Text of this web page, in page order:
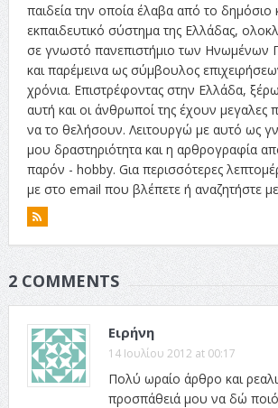
παιδεία την οποία έλαβα από το δημόσιο
εκπαιδευτικό σύστημα της Ελλάδας,
σε γνωστό πανεπιστήμιο των Ηνωμένων
και παρέμεινα ως σύμβουλος
χρόνια. Επιστρέφοντας στην Ελλάδα,
αυτή και οι άνθρωποί της έχουν μεγαλες
να το θελήσουν. Λειτουργώ με αυτό ως
μου δραστηριότητα και η αρθρογραφία
παρόν - hobby. Gια περισσότερες
με στο email που βλέπετε ή αναζητήστε
2 COMMENTS
Ειρήνη
14 Ιουλίου 2012 at 00:17
Πολύ ωραίο άρθρο και
προσπάθειά μου να δώ